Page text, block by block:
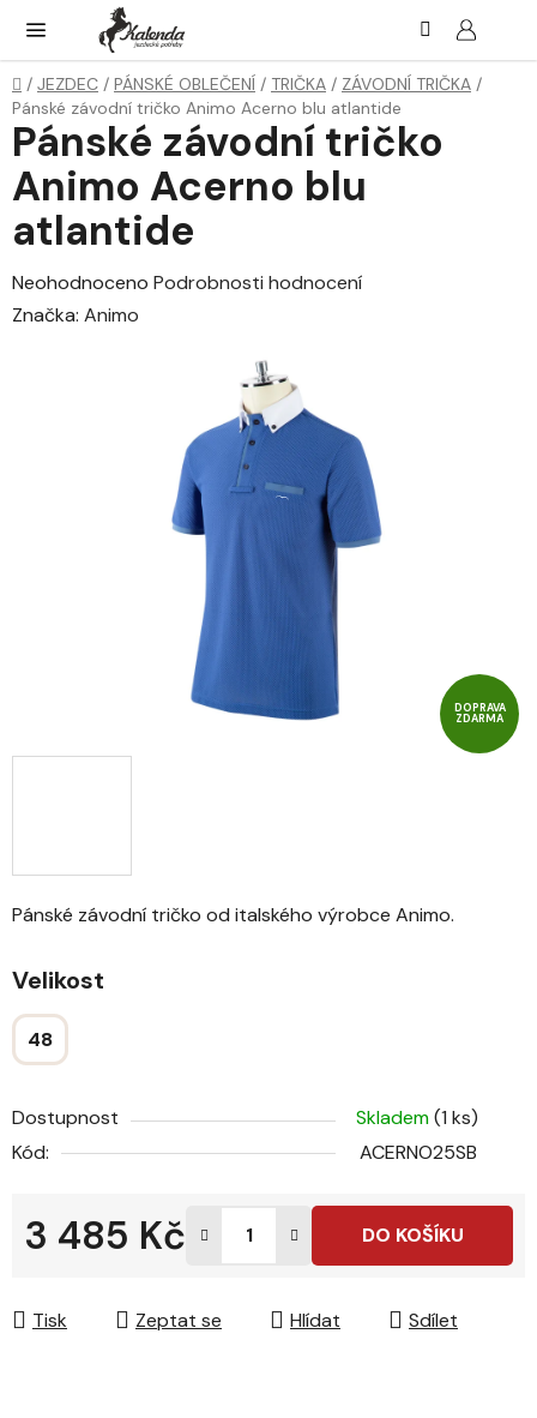
obsah
Domů
/ JEZDEC / PÁNSKÉ OBLEČENÍ / TRIČKA / ZÁVODNÍ TRIČKA /
Pánské závodní tričko Animo Acerno blu atlantide
Pánské závodní tričko od italského výrobce Animo.
Velikost
48
Dostupnost Skladem(1 ks)
Kód:
ACERNO25SB
3 485 Kč DO KOŠÍKU
Tisk Zeptat se Hlídat Sdílet
Pánské závodní tričko
Animo Acerno blu
atlantide
Průměrné
hodnocení
Neohodnoceno Podrobnosti hodnocení
Značka: Animo
DOPRAVA
ZDARMA